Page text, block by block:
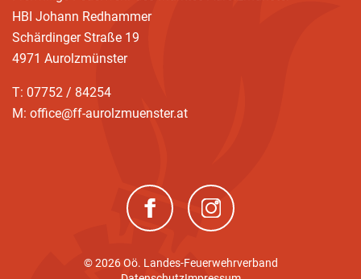
HBI Johann Redhammer
Schärdinger Straße 19
4971 Aurolzmünster
T: 07752 / 84254
M: office@ff-aurolzmuenster.at
(neues Fenster)(neues Fenster)
© 2026 Oö. Landes-Feuerwehrverband